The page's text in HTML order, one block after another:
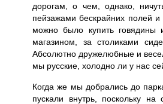
дорогам, о чем, однако,
пейзажами бескрайних полей
можно было купить
магазином, за столиками
Абсолютно дружелюбные и
мы русские, холодно ли у нас
Когда же мы добрались до
пускали внутрь, поскольку